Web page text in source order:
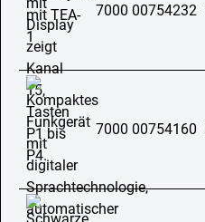
7000 00754232
7000 00754160